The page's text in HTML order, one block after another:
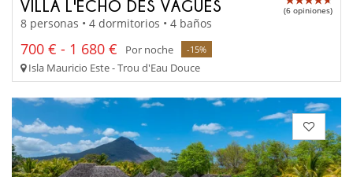
VILLA L'ECHO DES VAGUES (6 opiniones)
8 personas • 4 dormitorios • 4 baños
700 € - 1 680 € Por noche -15%
Isla Mauricio Este - Trou d'Eau Douce